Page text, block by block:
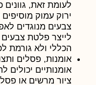
לעומת זאת, גוונים
ירוק עמוק מוסיפים
צבעים מנוגדים
לייצר פלטת צבעים
הכללי ולא גורמת
אומנות, פסלים
אומנותיים יכולים
ציור מרשים או פסל